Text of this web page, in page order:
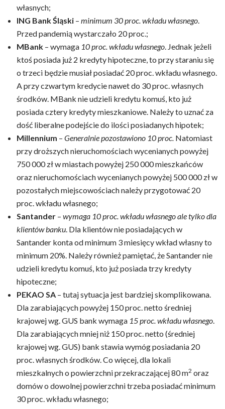
własnych;
ING Bank Śląski – minimum 30 proc. wkładu własnego.
Przed pandemią wystarczało 20 proc.;
MBank – wymaga 10 proc. wkładu własnego. Jednak jeżeli
ktoś posiada już 2 kredyty hipoteczne, to przy staraniu się
o trzeci będzie musiał posiadać 20 proc. wkładu własnego.
A przy czwartym kredycie nawet do 30 proc. własnych
środków. MBank nie udzieli kredytu komuś, kto już
posiada cztery kredyty mieszkaniowe. Należy to uznać za
dość liberalne podejście do ilości posiadanych hipotek;
Millennium – Generalnie pozostawiono 10 proc. Natomiast
przy droższych nieruchomościach wycenianych powyżej
750 000 zł w miastach powyżej 250 000 mieszkańców
oraz nieruchomościach wycenianych powyżej 500 000 zł w
pozostałych miejscowościach należy przygotować 20
proc. wkładu własnego;
Santander – wymaga 10 proc. wkładu własnego ale tylko dla
klientów banku. Dla klientów nie posiadających w
Santander konta od minimum 3 miesięcy wkład własny to
minimum 20%. Należy również pamiętać, że Santander nie
udzieli kredytu komuś, kto już posiada trzy kredyty
hipoteczne;
PEKAO SA – tutaj sytuacja jest bardziej skomplikowana.
Dla zarabiających powyżej 150 proc. netto średniej
krajowej wg. GUS bank wymaga 15 proc. wkładu własnego.
Dla zarabiających mniej niż 150 proc. netto (średniej
krajowej wg. GUS) bank stawia wymóg posiadania 20
proc. własnych środków. Co więcej, dla lokali
mieszkalnych o powierzchni przekraczającej 80 m2 oraz
domów o dowolnej powierzchni trzeba posiadać minimum
30 proc. wkładu własnego;